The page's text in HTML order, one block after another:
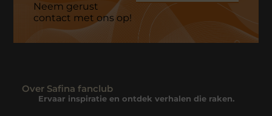
Neem gerust
contact met ons op!
Over Safina fanclub
Ervaar inspiratie en ontdek verhalen die raken.